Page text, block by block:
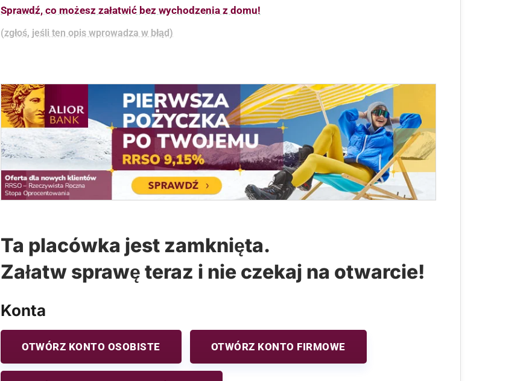
Sprawdź, co możesz załatwić bez wychodzenia z domu!
(zgłoś, jeśli ten opis wprowadza w błąd)
Ta placówka jest zamknięta.
Załatw sprawę teraz i nie czekaj na otwarcie!
Konta
OTWÓRZ KONTO OSOBISTE OTWÓRZ KONTO FIRMOWE